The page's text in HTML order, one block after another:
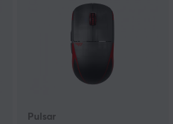
Pulsar